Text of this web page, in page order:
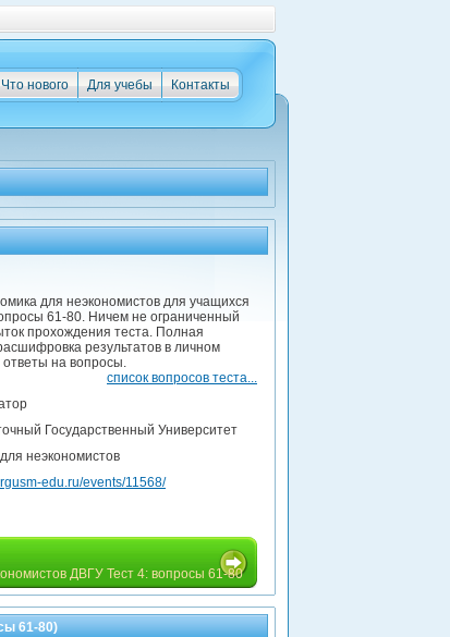
Контакты
Для учебы
Что нового
для неэкономистов для учащихся
61-80. Ничем не ограниченный
прохождения теста. Полная
результатов в личном
на вопросы.
список вопросов теста...
Государственный Университет
неэкономистов
edu.ru/events/11568/
ДВГУ Тест 4: вопросы 61-80
61-80)